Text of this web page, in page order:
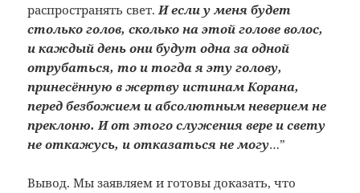
распространять свет.И если у меня будет
столько голов, сколько на этой голове волос,
и каждый день они будут одна за одной
отрубаться, то и тогда я эту голову,
принесённую в жертву истинам Корана,
перед безбожием и абсолютным неверием не
преклоню. И от этого служения вере и свету
не откажусь, и отказаться не могу…”
Вывод. Мы заявляем и готовы доказать, что